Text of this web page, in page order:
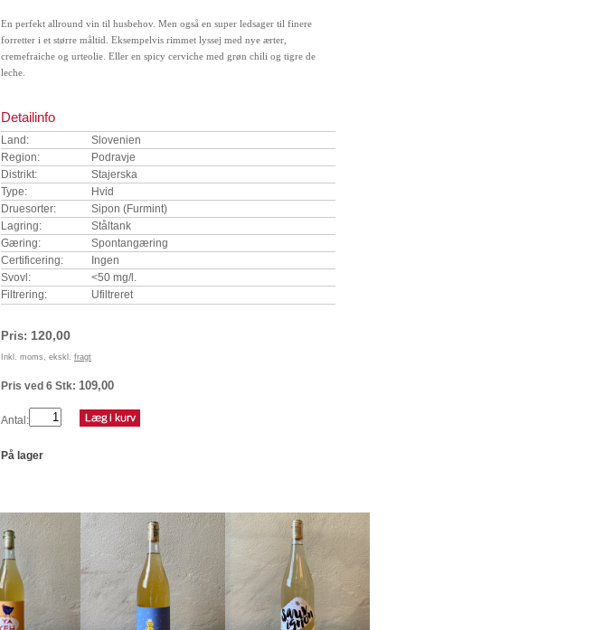
En perfekt allround vin til husbehov. Men også en super ledsager til finere
forretter i et større måltid. Eksempelvis rimmet lyssej med nye ærter,
cremefraiche og urteolie. Eller en spicy cerviche med grøn chili og tigre de
leche.
Detailinfo
Land:
Slovenien
Region:
Podravje
Distrikt:
Stajerska
Type:
Hvid
Druesorter:
Sipon (Furmint)
Lagring:
Ståltank
Gæring:
Spontangæring
Certificering:
Ingen
Svovl:
<50 mg/l.
Filtrering:
Ufiltreret
Pris: 120,00
Inkl. moms, ekskl. fragt
Pris ved 6 Stk: 109,00
Antal:
På lager